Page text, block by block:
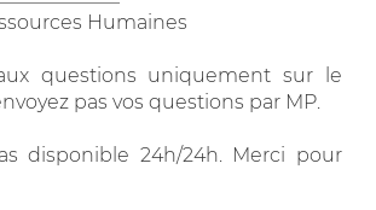
Humaines
questions uniquement sur le
pas vos questions par MP.
disponible 24h/24h. Merci pour